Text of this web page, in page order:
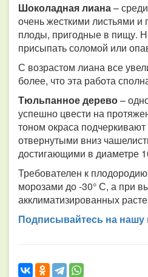
Шоколадная лиана–
очень жесткими листьями
плоды, пригодные в пищу.
присыпать соломой или
С возрастом лиана все
более, что эта работа
Тюльпанное дерево–
успешно цвести на
тоном окраса
отвернутыми вниз
достигающими в диаметре
Требователен к
морозами до -30° С, а при
акклиматизированных
Подписывайтесь на нашу